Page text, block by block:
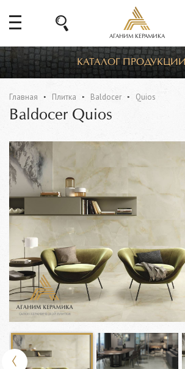
АГАНИМ КЕРАМИКА
КАТАЛОГ ПРОДУКЦИИ
Главная Плитка Baldocer Quios
Baldocer Quios